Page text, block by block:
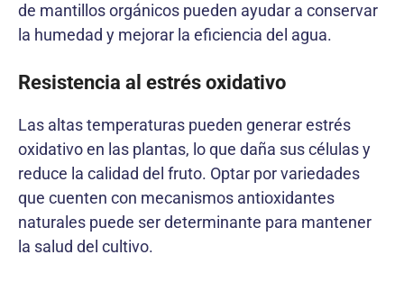
de mantillos orgánicos pueden ayudar a conservar
la humedad y mejorar la eficiencia del agua.
Resistencia al estrés oxidativo
Las altas temperaturas pueden generar estrés
oxidativo en las plantas, lo que daña sus células y
reduce la calidad del fruto. Optar por variedades
que cuenten con mecanismos antioxidantes
naturales puede ser determinante para mantener
la salud del cultivo.